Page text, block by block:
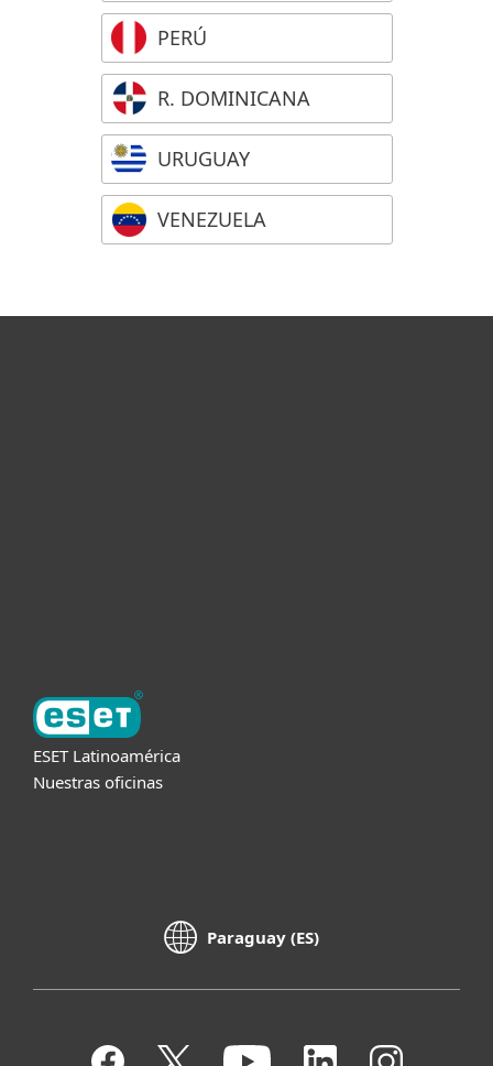
PERÚ
R. DOMINICANA
URUGUAY
VENEZUELA
ESET Latinoamérica
Nuestras oficinas
Paraguay (ES)